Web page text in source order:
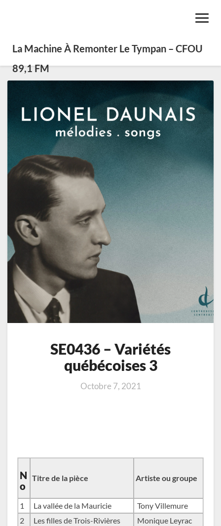
Toggle
La Machine À Remonter Le Tympan – CFOU
89,1 FM
Variétés
québécoises
SE0436 – Variétés
québécoises 3
Octobre 7, 2021
N
o
Titre de la pièce Artiste ou groupe
1 La vallée de la Mauricie
Tony Villemure
2
Les filles de Trois-Rivières
Monique Leyrac